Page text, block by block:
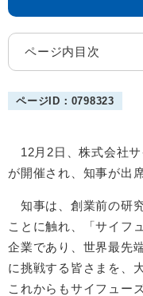
ページ内目次
ページID：0798323
12月2日、株式会社サ
が開催され、知事が出
知事は、創業前の研
ことに触れ、「サイフ
企業であり、世界最先
に挑戦する皆さまを、
これからもサイフュー